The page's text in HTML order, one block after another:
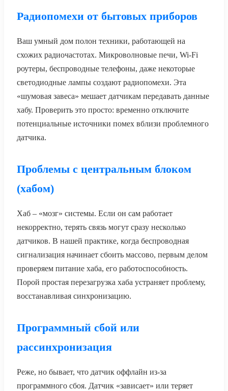
Радиопомехи от бытовых приборов
Ваш умный дом полон техники, работающей на
схожих радиочастотах. Микроволновые печи, Wi-Fi
роутеры, беспроводные телефоны, даже некоторые
светодиодные лампы создают радиопомехи. Эта
«шумовая завеса» мешает датчикам передавать данные
хабу. Проверить это просто: временно отключите
потенциальные источники помех вблизи проблемного
датчика.
Проблемы с центральным блоком
(хабом)
Хаб – «мозг» системы. Если он сам работает
некорректно, терять связь могут сразу несколько
датчиков. В нашей практике, когда беспроводная
сигнализация начинает сбоить массово, первым делом
проверяем питание хаба, его работоспособность.
Порой простая перезагрузка хаба устраняет проблему,
восстанавливая синхронизацию.
Программный сбой или
рассинхронизация
Реже, но бывает, что датчик оффлайн из-за
программного сбоя. Датчик «зависает» или теряет